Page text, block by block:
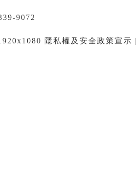
9072
隱私權及安全政策宣示 |